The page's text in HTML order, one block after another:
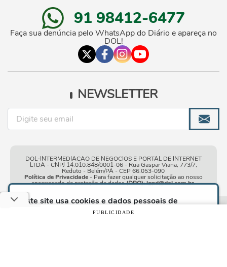
Este site usa cookies e dados pessoais de
acordo com os nossosTermos de Uso e Política
e, ao continuar navegando neste
91 98412-6477
Faça sua denúncia pelo WhatsApp do Diário e apareça no
DOL!
NEWSLETTER
DOL-INTERMEDIACAO DE NEGOCIOS E PORTAL DE INTERNET
LTDA - CNPJ 14.010.848/0001-06 - Rua Gaspar Viana, 773/7,
Reduto - Belém/PA - CEP 66.053-090
Política de Privacidade- Para fazer qualquer solicitação ao nosso
encarregado de proteção de dados(DPO):lgpd@dol.com.br.
| © Copyright 2010-2026 DOL - Diário
PUBLICIDADE